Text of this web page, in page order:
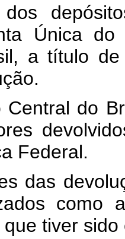
Única do
a título
Central do
Federal.
das
como
tiver